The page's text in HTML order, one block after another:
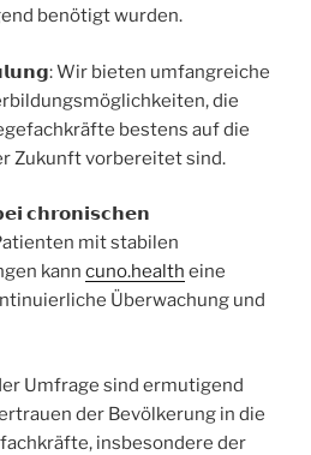
benötigt wurden.
Wir bieten umfangreiche
die
bestens auf die
Zukunft vorbereitet sind.
𝗰𝗵𝗿𝗼𝗻𝗶𝘀𝗰𝗵𝗲𝗻
mit stabilen
kann cuno.health eine
Überwachung und
Umfrage sind ermutigend
der Bevölkerung in die
insbesondere der